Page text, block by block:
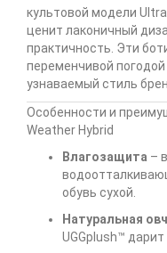
культовой модели
ценит лаконичный
практичность. Эти
переменчивой
узнаваемый стиль
Особенности и
Weather Hybrid
Влагозащита –
обувь сухой.
Натуральная
UGGplush™